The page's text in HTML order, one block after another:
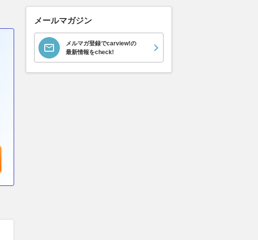
メールマガジン
メルマガ登録でcarview!の
最新情報をcheck!